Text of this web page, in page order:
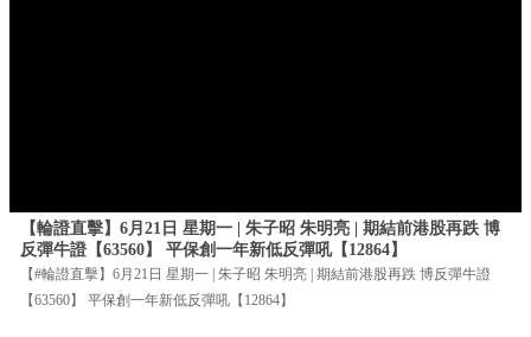
【輪證直擊】6月21日 星期一 | 朱子昭 朱明亮 | 期結前港股再跌 博
反彈牛證【63560】 平保創一年新低反彈吼【12864】
【#輪證直擊】6月21日 星期一 | 朱子昭 朱明亮 | 期結前港股再跌 博反彈牛證
【63560】 平保創一年新低反彈吼【12864】